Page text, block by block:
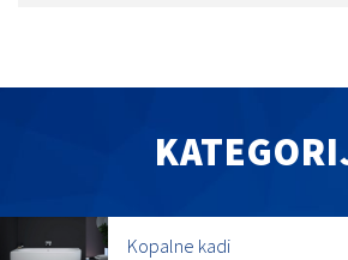
Kopalne kadi